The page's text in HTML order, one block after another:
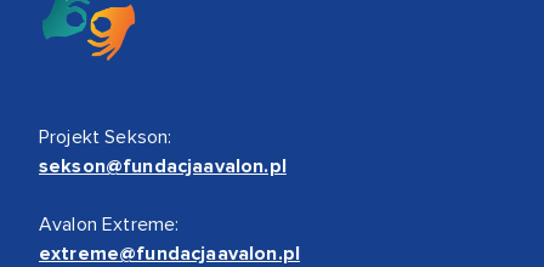
Projekt Sekson:
sekson@fundacjaavalon.pl
Avalon Extreme:
extreme@fundacjaavalon.pl